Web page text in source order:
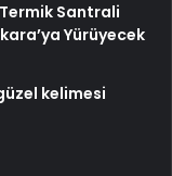
Termik Santrali
Yürüyecek
kelimesi